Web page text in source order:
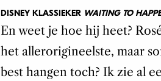
DISNEY KLASSIEKER WAITING TO
En weet je hoe hij heet?
het allerorigineelste, maar
best hangen toch? Ik zie al